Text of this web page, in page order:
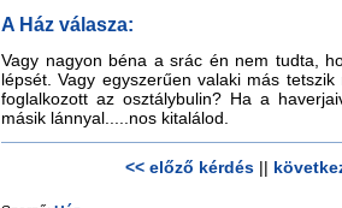
A Ház válasza:
Vagy nagyon béna a srác én nem tudta,
lépsét. Vagy egyszerűen valaki más
foglalkozott az osztálybulin? Ha a
másik lánnyal.....nos kitalálod.
<< előző kérdés||